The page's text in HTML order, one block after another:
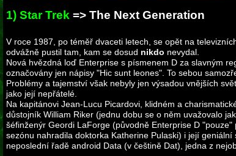
1) Star Trek => The Next Generation
V roce 1987, po téměř dvaceti letech, se opět na
odvážně pustil tam, kam se dosud nikdo nevydal.
Nová hvězdná loď Enterprise s písmenem D za slavným
označovány jen nápisy "Hic sunt leones". To sebou
Problémy a tajemství však nebyly jen výsadou vnějších
jako její nepřátelé.
Na kapitánovi Jean-Lucu Picardovi, klidném a
důstojník William Riker (jednu dobu se o něm uvažovalo
šéfinženýr Geordi LaForge (původně Enterprise D
sezónu nahradila doktorka Katherine Pulaski) i její
neposlední řadě android Data (v češtině Dat), jedna z